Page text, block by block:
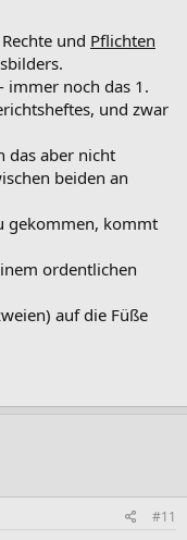
und Pflichten
immer noch das 1.
und zwar
das aber nicht
beiden an
gekommen, kommt
ordentlichen
auf die Füße
#11